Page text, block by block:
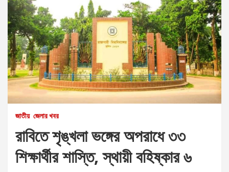
জাতীয় জেলার খবর
রাবিতে শৃঙ্খলা ভঙ্গের অপরাধে ৩৩
শিক্ষার্থীর শাস্তি, স্থায়ী বহিষ্কার ৬